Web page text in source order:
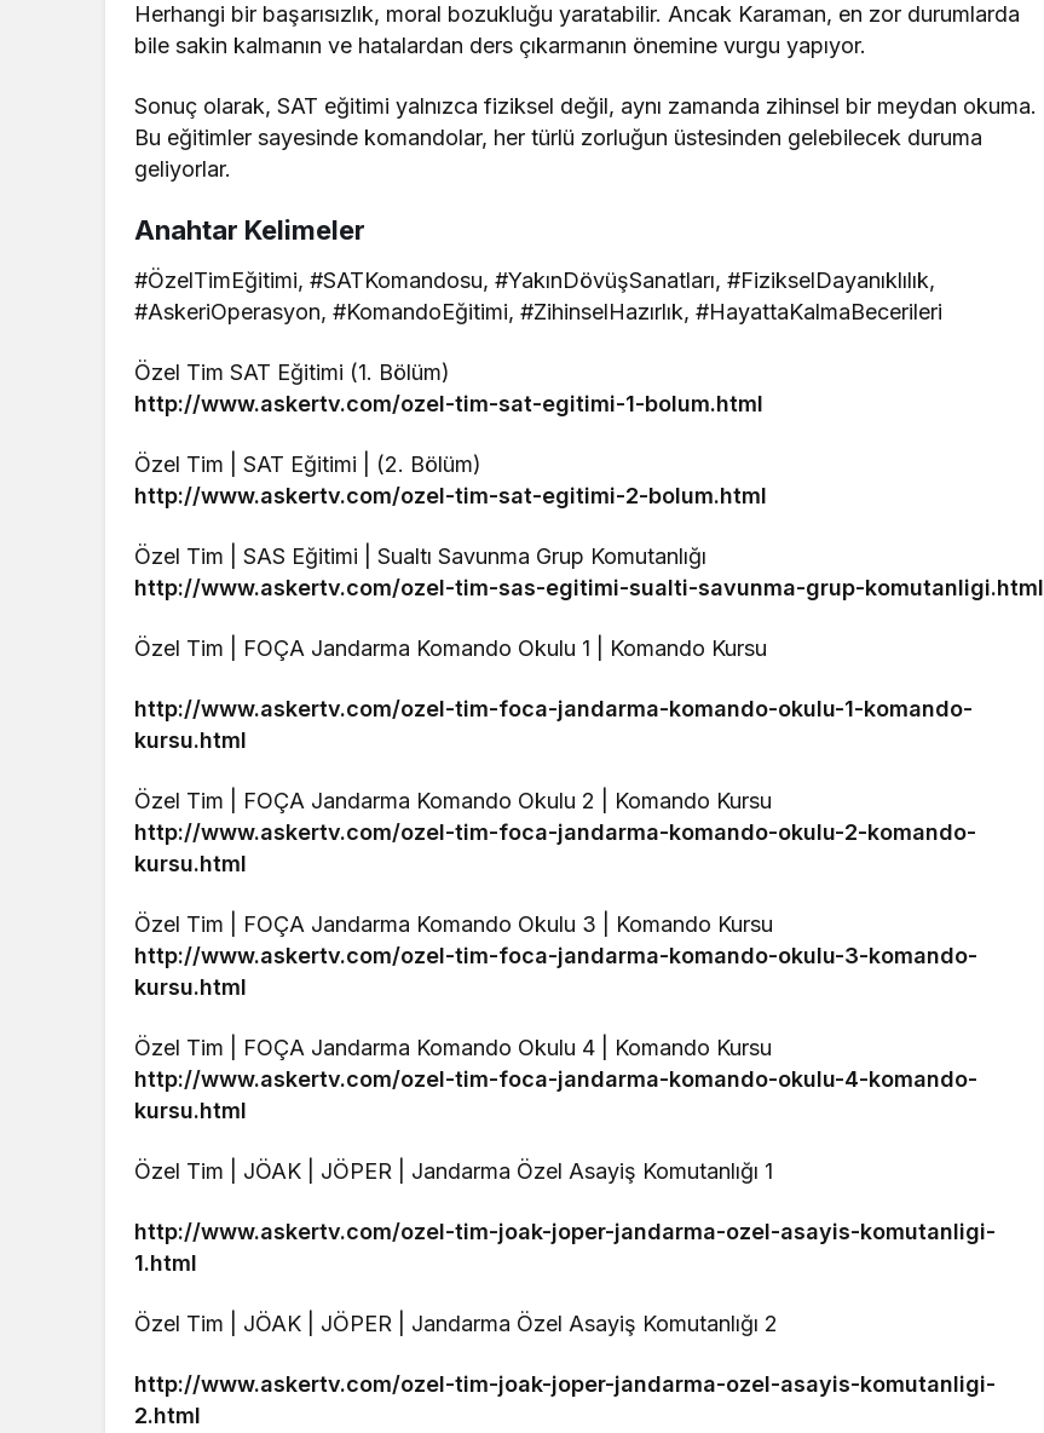
Herhangi bir başarısızlık, moral bozukluğu yaratabilir. Ancak Karaman, en zor durumlarda
bile sakin kalmanın ve hatalardan ders çıkarmanın önemine vurgu yapıyor.
Sonuç olarak, SAT eğitimi yalnızca fiziksel değil, aynı zamanda zihinsel bir meydan okuma.
Bu eğitimler sayesinde komandolar, her türlü zorluğun üstesinden gelebilecek duruma
geliyorlar.
Anahtar Kelimeler
#ÖzelTimEğitimi, #SATKomandosu, #YakınDövüşSanatları, #FizikselDayanıklılık,
#AskeriOperasyon, #KomandoEğitimi, #ZihinselHazırlık, #HayattaKalmaBecerileri
Özel Tim SAT Eğitimi (1. Bölüm)
http://www.askertv.com/ozel-tim-sat-egitimi-1-bolum.html
Özel Tim | SAT Eğitimi | (2. Bölüm)
http://www.askertv.com/ozel-tim-sat-egitimi-2-bolum.html
Özel Tim | SAS Eğitimi | Sualtı Savunma Grup Komutanlığı
http://www.askertv.com/ozel-tim-sas-egitimi-sualti-savunma-grup-komutanligi.html
Özel Tim | FOÇA Jandarma Komando Okulu 1 | Komando Kursu
http://www.askertv.com/ozel-tim-foca-jandarma-komando-okulu-1-komando-
kursu.html
Özel Tim | FOÇA Jandarma Komando Okulu 2 | Komando Kursu
http://www.askertv.com/ozel-tim-foca-jandarma-komando-okulu-2-komando-
kursu.html
Özel Tim | FOÇA Jandarma Komando Okulu 3 | Komando Kursu
http://www.askertv.com/ozel-tim-foca-jandarma-komando-okulu-3-komando-
kursu.html
Özel Tim | FOÇA Jandarma Komando Okulu 4 | Komando Kursu
http://www.askertv.com/ozel-tim-foca-jandarma-komando-okulu-4-komando-
kursu.html
Özel Tim | JÖAK | JÖPER | Jandarma Özel Asayiş Komutanlığı 1
http://www.askertv.com/ozel-tim-joak-joper-jandarma-ozel-asayis-komutanligi-
1.html
Özel Tim | JÖAK | JÖPER | Jandarma Özel Asayiş Komutanlığı 2
http://www.askertv.com/ozel-tim-joak-joper-jandarma-ozel-asayis-komutanligi-
2.html